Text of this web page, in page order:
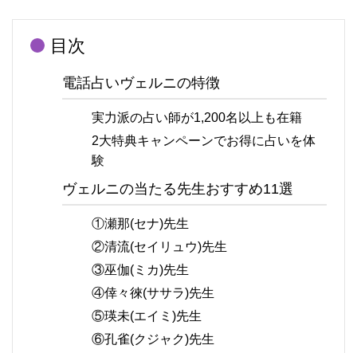
目次
電話占いヴェルニの特徴
実力派の占い師が1,200名以上も在籍
2大特典キャンペーンでお得に占いを体
験
ヴェルニの当たる先生おすすめ11選
①瀬那(セナ)先生
②清流(セイリュウ)先生
③巫伽(ミカ)先生
④倖々徠(ササラ)先生
⑤瑛未(エイミ)先生
⑥孔雀(クジャク)先生